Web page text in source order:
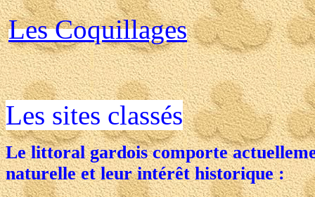
Les Coquillages
Les sites classés
Le littoral gardois comporte
naturelle et leur intérêt historique :